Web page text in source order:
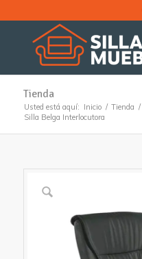
Tienda
Usted está aquí: Inicio / Tienda /
Silla Belga Interlocutora